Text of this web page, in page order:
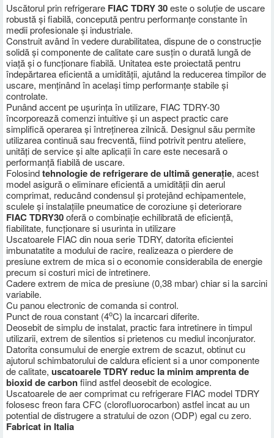
Uscătorul prin refrigerare FIAC TDRY 30este o soluție de uscare
robustă și fiabilă, concepută pentru performanțe constante în
medii profesionale și industriale.
Construit având în vedere durabilitatea, dispune de o construcție
solidă și componente de calitate care susțin o durată lungă de
viață și o funcționare fiabilă. Unitatea este proiectată pentru
îndepărtarea eficientă a umidității, ajutând la reducerea timpilor de
uscare, menținând în același timp performanțe stabile și
controlate.
Punând accent pe ușurința în utilizare, FIAC TDRY-30
încorporează comenzi intuitive și un aspect practic care
simplifică operarea și întreținerea zilnică. Designul său permite
utilizarea continuă sau frecventă, fiind potrivit pentru ateliere,
unități de service și alte aplicații în care este necesară o
performanță fiabilă de uscare.
Folosindtehnologie de refrigerare de ultimă generație, acest
model asigură o eliminare eficientă a umidității din aerul
comprimat, reducând condensul și protejând echipamentele,
sculele și instalațiile pneumatice de coroziune și deteriorare
FIAC TDRY30oferă o combinație echilibrată de eficiență,
fiabilitate, funcționare si usurinta in utilizare
Uscatoarele FIAC din noua serie TDRY, datorita eficientei
imbunatatite a modului de racire, realizeaza o pierdere de
presiune extrem de mica si o economie considerabila de energie
precum si costuri mici de intretinere.
Cadere extrem de mica de presiune (0,38 mbar) chiar si la sarcini
variabile.
Cu panou electronic de comanda si control.
Punct de roua constant (4oC) la incarcari diferite.
Deosebit de simplu de instalat, practic fara intretinere in timpul
utilizarii, extrem de silentios si prietenos cu mediul inconjurator.
Datorita consumului de energie extrem de scazut, obtinut cu
ajutorul schimbatorului de caldura eficient si a unor componente
de calitate, uscatoarele TDRY reduc la minim amprenta de
bioxid de carbonfiind astfel deosebit de ecologice.
Uscatoarele de aer comprimat cu refrigerare FIAC model TDRY
folosesc freon fara CFC (clorofluorocarbon) astfel incat au un
potential de distrugere a stratului de ozon (ODP) egal cu zero.
Fabricat in Italia